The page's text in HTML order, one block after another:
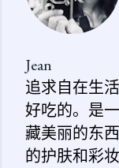
Jean
追求自在生
好吃的。是
藏美丽的东
的护肤和彩妆